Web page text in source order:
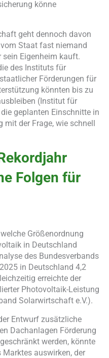
könne
geht dennoch davon
Staat fast niemand
sein Eigenheim kauft.
des Instituts für
Förderungen für
könnten bis zu
(Institut für
geplanten Einschnitte in
mit der Frage, wie schnell
Folgen für
Größenordnung
in Deutschland
des Bundesverbands
in Deutschland 4,2
erreichte der
Photovoltaik-Leistung
Solarwirtschaft e.V.).
Entwurf zusätzliche
Dachanlagen Förderung
werden, könnte
auswirken, der